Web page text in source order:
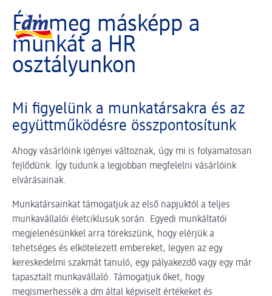
dm logó, vissza a kezdőoldalra
Éld meg másképp a
munkát a HR
osztályunkon
Mi figyelünk a munkatársakra és az
együttműködésre összpontosítunk
Ahogy vásárlóink igényei változnak, úgy mi is folyamatosan
fejlődünk. Így tudunk a legjobban megfelelni vásárlóink
elvárásainak.
Munkatársainkat támogatjuk az első napjuktól a teljes
munkavállalói életciklusuk során. Egyedi munkáltatói
megjelenésünkkel arra törekszünk, hogy elérjük a
tehetséges és elkötelezett embereket, legyen az egy
kereskedelmi szakmát tanuló, egy pályakezdő vagy egy már
tapasztalt munkavállaló. Támogatjuk őket, hogy
megismerhessék a dm által képviselt értékeket és